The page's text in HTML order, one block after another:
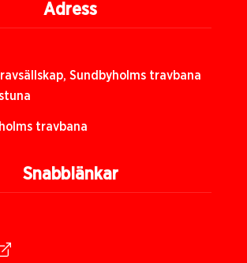
Snabblänkar
Adress
Sundbyholms travbana
travbana